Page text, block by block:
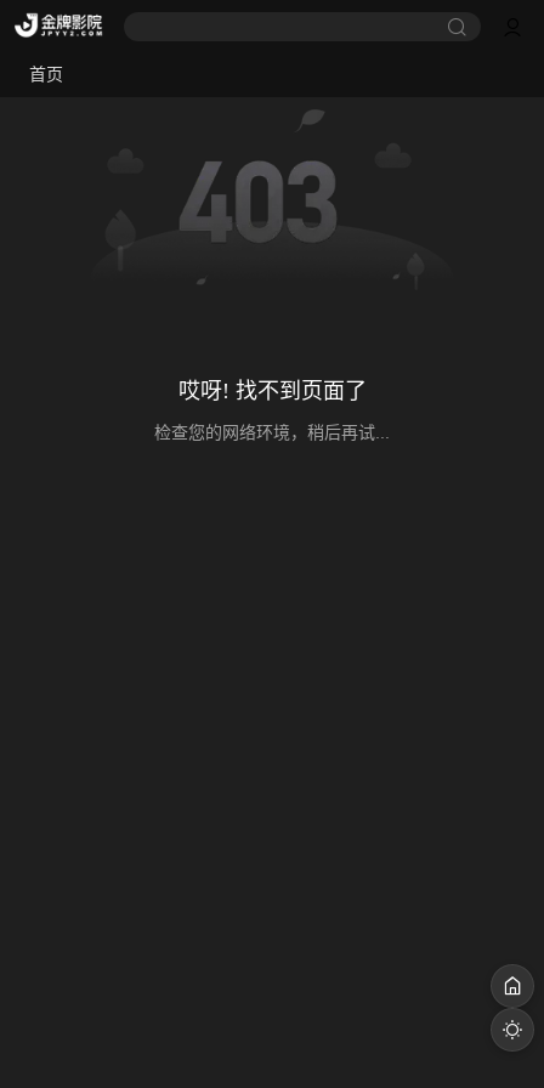
首页
哎呀! 找不到页面了
检查您的网络环境，稍后再试...